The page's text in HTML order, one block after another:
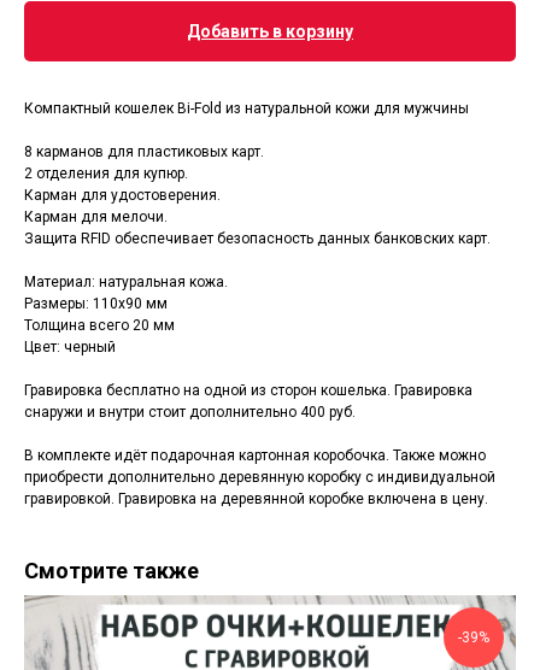
Добавить в корзину
Компактный кошелек Bi-Fold из натуральной кожи для мужчины
8 карманов для пластиковых карт.
2 отделения для купюр.
Карман для удостоверения.
Карман для мелочи.
Защита RFID обеспечивает безопасность данных банковских карт.
Материал: натуральная кожа.
Размеры: 110х90 мм
Толщина всего 20 мм
Цвет: черный
Гравировка бесплатно на одной из сторон кошелька. Гравировка
снаружи и внутри стоит дополнительно 400 руб.
В комплекте идёт подарочная картонная коробочка. Также можно
приобрести дополнительно деревянную коробку с индивидуальной
гравировкой. Гравировка на деревянной коробке включена в цену.
Смотрите также
-39%